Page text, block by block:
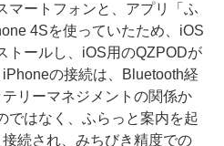
マートフォンと、アプリ「ふ
4Sを使っていたため、iOS
トールし、iOS用のQZPODが
の接続は、Bluetooth経
リーマネジメントの関係か
ではなく、ふらっと案内を起
続され、みちびき精度での